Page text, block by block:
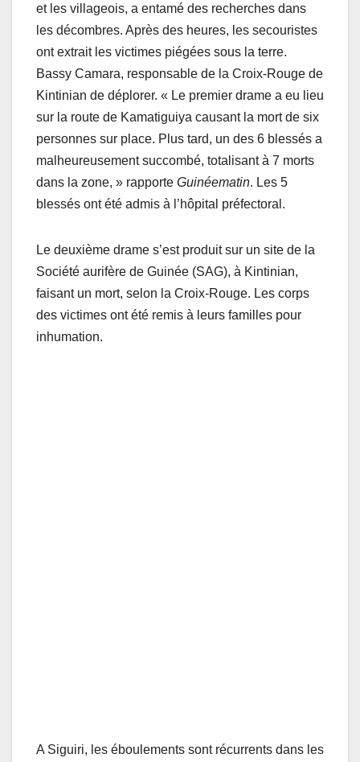
et les villageois, a entamé des recherches dans
les décombres. Après des heures, les secouristes
ont extrait les victimes piégées sous la terre.
Bassy Camara, responsable de la Croix-Rouge de
Kintinian de déplorer. « Le premier drame a eu lieu
sur la route de Kamatiguiya causant la mort de six
personnes sur place. Plus tard, un des 6 blessés a
malheureusement succombé, totalisant à 7 morts
dans la zone, » rapporte Guinéematin. Les 5
blessés ont été admis à l’hôpital préfectoral.
Le deuxième drame s’est produit sur un site de la
Société aurifère de Guinée (SAG), à Kintinian,
faisant un mort, selon la Croix-Rouge. Les corps
des victimes ont été remis à leurs familles pour
inhumation.
A Siguiri, les éboulements sont récurrents dans les